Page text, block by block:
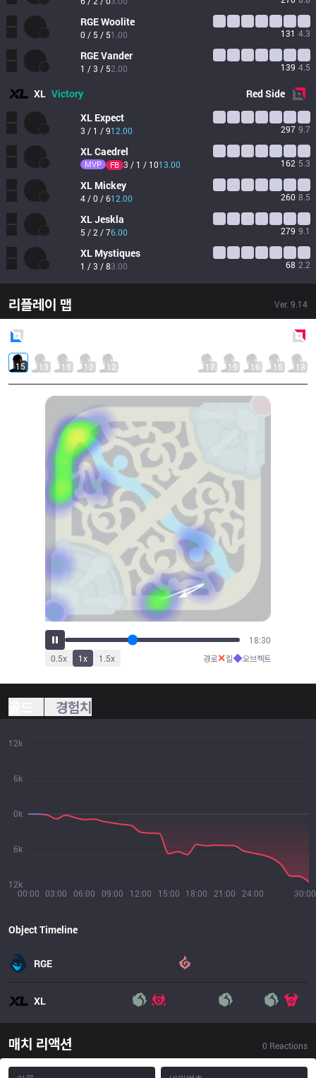
RGEWoolite
0 / 5 / 51.00 131 4.3
RGEVander
1 / 3 / 52.00 139 4.5
XL Victory RedSide
XL Expect
3 / 1 / 912.00 297 9.7
XLCaedrel
MVP FB 3 / 1 / 1013.00 162 5.3
XL Mickey
4 / 0 / 612.00 260 8.5
XLJeskla
5 / 2 / 76.00 279 9.1
XL Mystiques
1 / 3 / 83.00 68 2.2
리플레이 맵 Ver. 9.14
15 13 15 12 12 17 15 16 15 13
20:26
0.5x 1x 1.5x 경로✕킬◆오브젝트
경험치
00:00 03:00 06:00 09:00 12:00 15:00 18:00 21:00 24:00 30:00
12k
6k
0k
6k
12k
Object Timeline
RGE
XL
매치 리액션 0 Reactions